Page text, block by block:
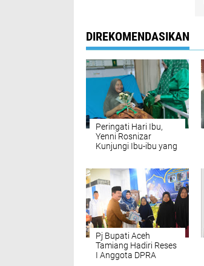
DIREKOMENDASIKAN
Peringati Hari Ibu,
Yenni Rosnizar
Kunjungi Ibu-ibu yang
Pj Bupati Aceh
Tamiang Hadiri Reses
I Anggota DPRA